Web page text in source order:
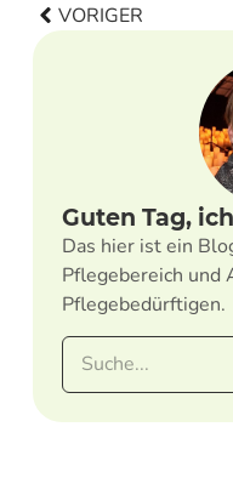
VORIGER
Guten Tag,
Das hier ist ein
Pflegebereich und
Pflegebedürftigen.